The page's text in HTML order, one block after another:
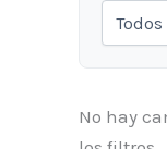
No hay